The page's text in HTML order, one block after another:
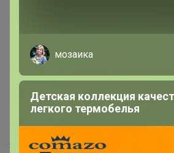
141,24р
Робот "Санни"
87 деталей. Габаритные размеры:
мозаика
Детская коллекция
легкого термобелья